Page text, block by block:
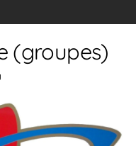
(groupes)